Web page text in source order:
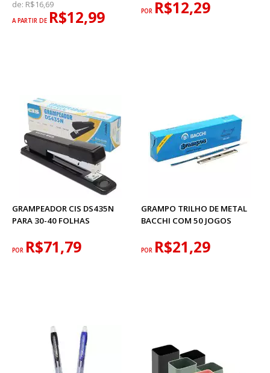
de: R$16,69
A PARTIR DE R$12,99 POR R$12,29
GRAMPEADOR CIS DS435N
PARA 30-40 FOLHAS
POR R$71,79
GRAMPO TRILHO DE METAL
BACCHI COM 50 JOGOS
POR R$21,29